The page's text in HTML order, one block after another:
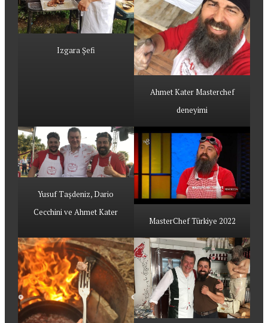
Izgara Şefi
Ahmet Kater Masterchef
deneyimi
Yusuf Taşdeniz, Dario
Cecchini ve Ahmet Kater
MasterChef Türkiye 2022